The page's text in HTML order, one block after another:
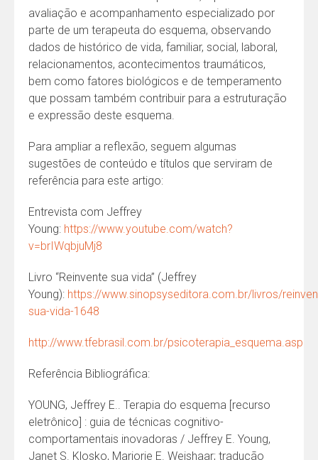
avaliação e acompanhamento especializado por
parte de um terapeuta do esquema, observando
dados de histórico de vida, familiar, social, laboral,
relacionamentos, acontecimentos traumáticos,
bem como fatores biológicos e de temperamento
que possam também contribuir para a estruturação
e expressão deste esquema.
Para ampliar a reflexão, seguem algumas
sugestões de conteúdo e títulos que serviram de
referência para este artigo:
Entrevista com Jeffrey
Young: https://www.youtube.com/watch?
v=brIWqbjuMj8
Livro “Reinvente sua vida” (Jeffrey
Young): https://www.sinopsyseditora.com.br/livros/
sua-vida-1648
http://www.tfebrasil.com.br/psicoterapia_esquema.asp
Referência Bibliográfica:
YOUNG, Jeffrey E.. Terapia do esquema [recurso
eletrônico] : guia de técnicas cognitivo-
comportamentais inovadoras / Jeffrey E. Young,
Janet S. Klosko, Marjorie E. Weishaar; tradução